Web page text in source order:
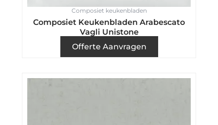
Composiet keukenbladen
Composiet Keukenbladen Arabescato
Vagli Unistone
Offerte Aanvragen